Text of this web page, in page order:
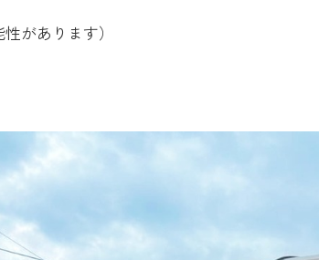
があります）